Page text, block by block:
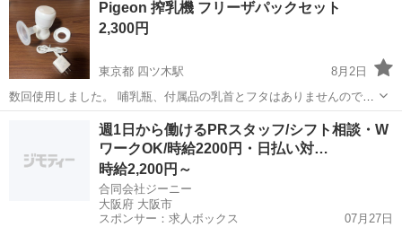
品: 電源コード、スタンド ご覧いただきありがとうござ...
Pigeon 搾乳機 フリーザパックセット
2,300円
東京都 四ツ木駅
8月2日
数回使用しました。 哺乳瓶、付属品の乳首とフタはありませんのでご
注意ください（市販のピジョン哺乳瓶をお使いください） フリーザパ
ック8枚が余っているので、セットでお渡しします。 - ブランド:
Pigeon - 製品名: ...
葛飾区 四ツ木駅
週1日から働けるPRスタッフ/シフト相談・W
ワークOK/時給2200円・日払い対…
時給2,200円～
合同会社ジーニー
大阪府 大阪市
スポンサー：求人ボックス
07月27日